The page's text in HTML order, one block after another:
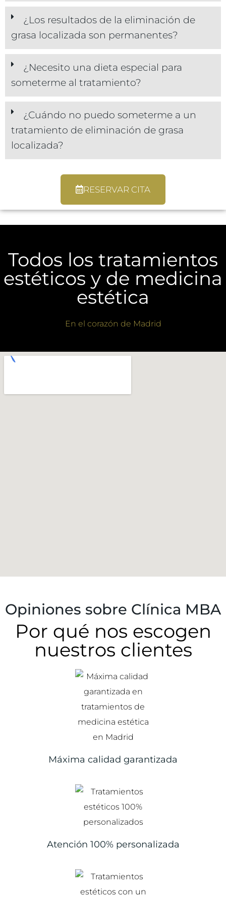
¿Los resultados de la eliminación de
grasa localizada son permanentes?
¿Necesito una dieta especial para
someterme al tratamiento?
¿Cuándo no puedo someterme a un
tratamiento de eliminación de grasa
localizada?
RESERVAR CITA
Todos los tratamientos
estéticos y de medicina
estética
En el corazón de Madrid
Opiniones sobre Clínica MBA
Por qué nos escogen
nuestros clientes
Máxima calidad garantizada
Atención 100% personalizada